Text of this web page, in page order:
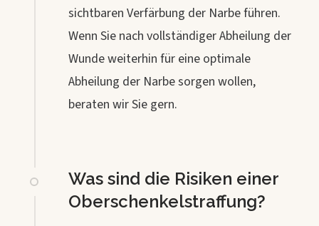
sichtbaren Verfärbung der Narbe führen.
Wenn Sie nach vollständiger Abheilung der
Wunde weiterhin für eine optimale
Abheilung der Narbe sorgen wollen,
beraten wir Sie gern.
Was sind die Risiken einer
Oberschenkelstraffung?